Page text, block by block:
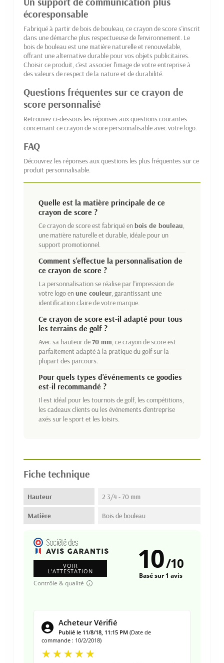
écoresponsable
Fabriqué à partir de bois de bouleau, ce crayon de score s'inscrit
dans une démarche plus respectueuse de l'environnement. Le
bois de bouleau est une matière naturelle et renouvelable,
offrant une alternative durable pour vos objets publicitaires.
Choisir ce produit, c'est associer l'image de votre entreprise à
des valeurs de respect de la nature et de durabilité.
Questions fréquentes sur ce crayon de
score personnalisé
Retrouvez ci-dessous les réponses aux questions courantes
concernant ce crayon de score personnalisable avec votre logo.
FAQ
Découvrez les réponses aux questions les plus fréquentes sur ce
produit personnalisable.
Quelle est la matière principale de ce
crayon de score ?
Ce crayon de score est fabriqué enbois de bouleau,
une matière naturelle et durable, idéale pour un
support promotionnel.
Comment s'effectue la personnalisation de
ce crayon de score ?
La personnalisation se réalise par l'impression de
votre logo enune couleur, garantissant une
identification claire de votre marque.
Ce crayon de score est-il adapté pour tous
les terrains de golf ?
Avec sa hauteur de70 mm, ce crayon de score est
parfaitement adapté à la pratique du golf sur la
plupart des parcours.
Pour quels types d'événements ce goodies
est-il recommandé ?
Il est idéal pour les tournois de golf, les compétitions,
les cadeaux clients ou les événements d'entreprise
axés sur le sport et les loisirs.
Fiche technique
Hauteur 2 3/4 - 70 mm
Matière Bois de bouleau
VOIR
L'ATTESTATION
Contrôle & qualité
10/10
Basé sur 1 avis
Acheteur Vérifié
Publié le 11/8/18, 11:15 PM (Date de
commande : 10/2/2018)